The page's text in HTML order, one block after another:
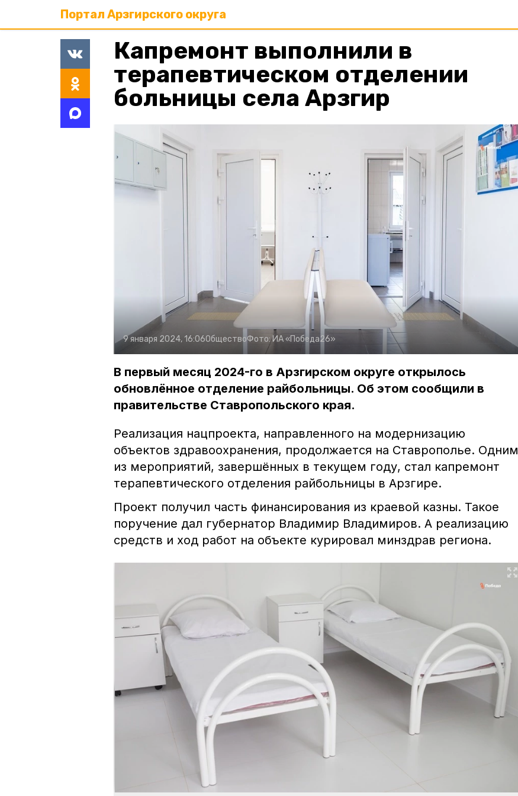
Портал Арзгирского округа
Капремонт выполнили в
терапевтическом отделении
больницы села Арзгир
9 января 2024, 16:06ОбществоФото:ИА «Победа26»
В первый месяц 2024-го в Арзгирском округе открылось
обновлённое отделение райбольницы. Об этом сообщили в
правительстве Ставропольского края.
Реализация нацпроекта, направленного на модернизацию
объектов здравоохранения, продолжается на Ставрополье. Одним
из мероприятий, завершённых в текущем году, стал капремонт
терапевтического отделения райбольницы в Арзгире.
Проект получил часть финансирования из краевой казны. Такое
поручение дал губернатор Владимир Владимиров. А реализацию
средств и ход работ на объекте курировал минздрав региона.